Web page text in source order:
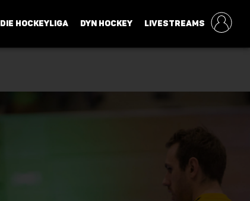
DIE HOCKEYLIGA DYN HOCKEY LIVESTREAMS